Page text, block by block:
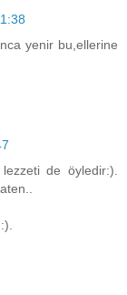
yenir bu,ellerine
de öyledir:).